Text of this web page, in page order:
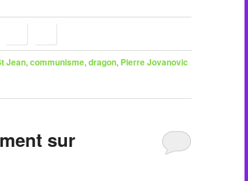
Jean,communisme,dragon, Pierre Jovanovic
sur